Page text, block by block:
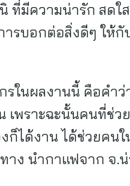
ที่มีความน่ารัก สด
รบอกต่อสิ่งดีๆ ให้
รในผลงานนี้ คือค
เพราะฉะนั้นคนที่ช่
งก็ได้งาน ได้ช่วยค
าง นำกาแฟจาก จ.